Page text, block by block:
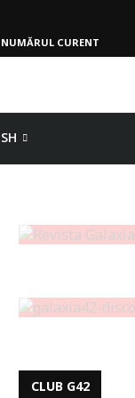
NUMĂRUL CURENT
CLUB G42